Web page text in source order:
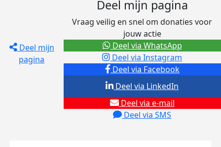
Deel mijn
pagina
Deel mijn pagina
Vraag veilig en snel om donaties voor
jouw actie
Deel via Facebook
Deel via Instagram
Deel via e-mail
Deel via SMS
Deel via LinkedIn
Deel via WhatsApp